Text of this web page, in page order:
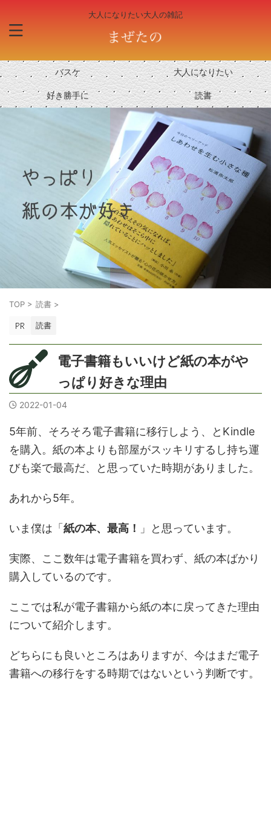
大人になりたい大人の雑記
バスケ 大人になりたい
好き勝手に 読書
TOP > 読書 >
読書
電子書籍もいいけど紙の本がや
っぱり好きな理由
2022-01-04
5年前、そろそろ電子書籍に移行しよう、とKindle
を購入。紙の本よりも部屋がスッキリするし持ち運
びも楽で最高だ、と思っていた時期がありました。
あれから5年。
いま僕は「紙の本、最高！ 」と思っています。
実際、ここ数年は電子書籍を買わず、紙の本ばかり
購入しているのです。
ここでは私が電子書籍から紙の本に戻ってきた理由
について紹介します。
どちらにも良いところはありますが、今はまだ電子
書籍への移行をする時期ではないという判断です。